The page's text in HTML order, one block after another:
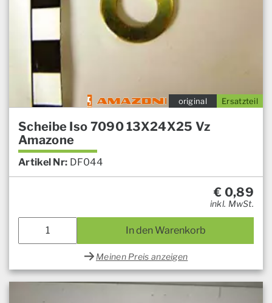
Ersatzteil
original
Scheibe Iso 7090 13X24X25 Vz
Amazone
Artikel Nr: DF044
€ 0,89
inkl. MwSt.
In den Warenkorb
Meinen Preis anzeigen